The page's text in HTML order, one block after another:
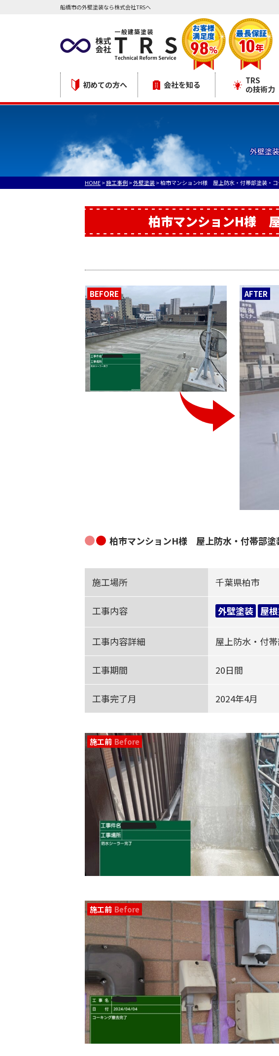
船橋市の外壁塗装なら株式会社TRSへ
初めての方へ 会社を知る
TRS
の技術力
外壁塗
HOME>施工事例>外壁塗装>柏市マンションH様 屋上防水・付帯部塗装・コ
柏市マンションH様
AFTER
BEFORE
柏市マンションH様 屋上防水・付帯部
施工場所 千葉県柏市
工事内容 外壁塗装 屋
工事内容詳細 屋上防水・付
工事期間 20日間
工事完了月 2024年4月
施工前 Before
施工前 Before